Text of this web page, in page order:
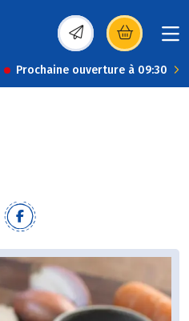
(s’ouvre dans une
Prochaine ouverture à 09:30